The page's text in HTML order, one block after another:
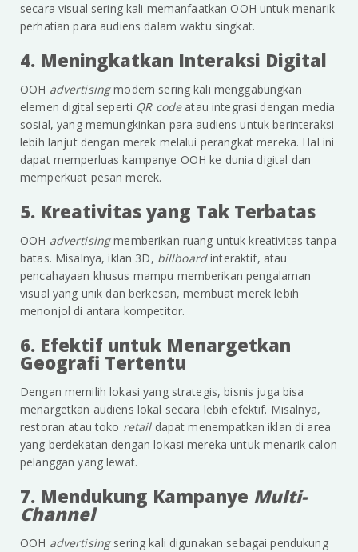
secara visual sering kali memanfaatkan OOH untuk menarik
perhatian para audiens dalam waktu singkat.
4. Meningkatkan Interaksi Digital
OOH advertisingmodern sering kali menggabungkan
elemen digital seperti QR code atau integrasi dengan media
sosial, yang memungkinkan para audiens untuk berinteraksi
lebih lanjut dengan merek melalui perangkat mereka. Hal ini
dapat memperluas kampanye OOH ke dunia digital dan
memperkuat pesan merek.
5. Kreativitas yang Tak Terbatas
OOH advertisingmemberikan ruang untuk kreativitas tanpa
batas. Misalnya, iklan 3D, billboardinteraktif, atau
pencahayaan khusus mampu memberikan pengalaman
visual yang unik dan berkesan, membuat merek lebih
menonjol di antara kompetitor.
6. Efektif untuk Menargetkan
Geografi Tertentu
Dengan memilih lokasi yang strategis, bisnis juga bisa
menargetkan audiens lokal secara lebih efektif. Misalnya,
restoran atau toko retail dapat menempatkan iklan di area
yang berdekatan dengan lokasi mereka untuk menarik calon
pelanggan yang lewat.
7. Mendukung Kampanye Multi-
Channel
OOH advertising sering kali digunakan sebagai pendukung